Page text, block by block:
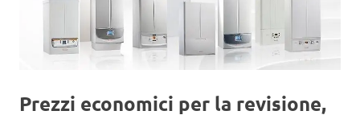
Prezzi economici per la revisione,